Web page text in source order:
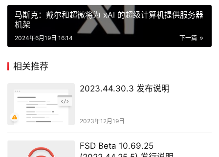
马斯克：戴尔和超微将为 xAI 的超级计算机提供服务器
机架
下一篇
2024年6月19日 16:14
相关推荐
2023.44.30.3 发布说明
2023年12月19日
FSD Beta 10.69.25